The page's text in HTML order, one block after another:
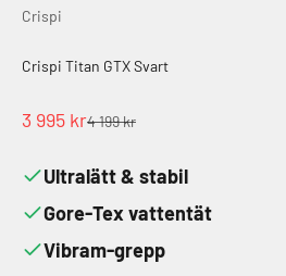
Crispi
Crispi Titan GTX Svart
REA-pris
3 995 krPris
4 199 kr
Ultralätt & stabil
Gore-Tex vattentät
Vibram-grepp